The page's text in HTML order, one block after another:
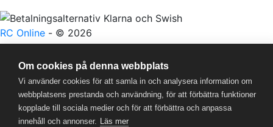
RC Online - © 2026
559357-5706
Powered byGital
Om cookies på denna webbplats
Vi använder cookies för att samla in och analysera information om
webbplatsens prestanda och användning, för att förbättra funktioner
kopplade till sociala medier och för att förbättra och anpassa
innehåll och annonser. Läs mer